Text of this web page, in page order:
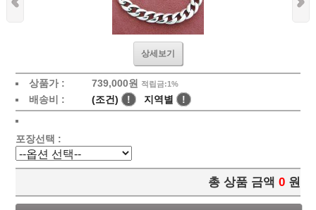
상세보기
상품가 : 739,000원 적립금:1%
배송비 : (조건) ! 지역별 !
포장선택 :
총 상품 금액 0 원